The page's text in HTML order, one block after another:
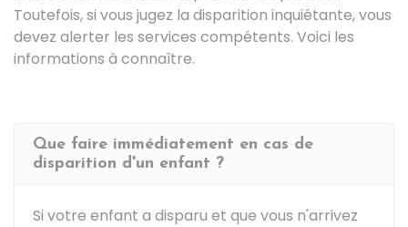
Toutefois, si vous jugez la disparition inquiétante, vous
devez alerter les services compétents. Voici les
informations à connaître.
Que faire immédiatement en cas de
disparition d'un enfant ?
Si votre enfant a disparu et que vous n'arrivez